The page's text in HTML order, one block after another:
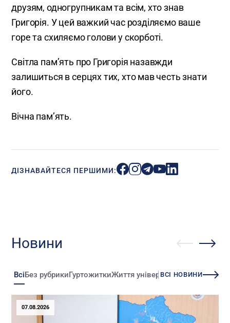
друзям, одногрупникам та всім, хто знав
Григорія. У цей важкий час розділяємо ваше
горе та схиляємо голови у скорботі.
Світла пам’ять про Григорія назавжди
залишиться в серцях тих, хто мав честь знати
його.
Вічна пам’ять.
ДІЗНАВАЙТЕСЯ ПЕРШИМИ:
Новини
ВсіБез рубрикиГуртожиткиЖиття університетуЗміни
ВСІ НОВИНИ
07.08.2026